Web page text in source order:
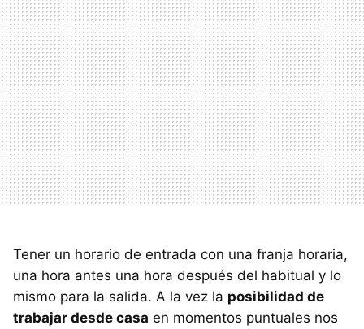
Tener un horario de entrada con una franja horaria,
una hora antes una hora después del habitual y lo
mismo para la salida. A la vez la posibilidad de
trabajar desde casa en momentos puntuales nos